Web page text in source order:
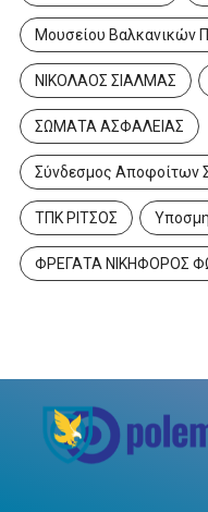
Μουσείου Βαλκανικών
ΝΙΚΟΛΑΟΣ ΣΙΑΛΜΑΣ
ΣΩΜΑΤΑ ΑΣΦΑΛΕΙΑΣ
Σύνδεσμος Αποφοίτων
ΤΠΚ ΡΙΤΣΟΣ
ΦΡΕΓΑΤΑ ΝΙΚΗΦΟΡΟΣ